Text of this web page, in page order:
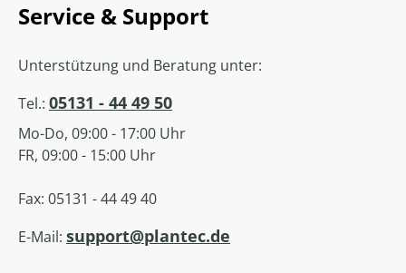
Service & Support
Unterstützung und Beratung unter:
Tel.: 05131 - 44 49 50
Mo-Do, 09:00 - 17:00 Uhr
FR, 09:00 - 15:00 Uhr
Fax: 05131 - 44 49 40
E-Mail: support@plantec.de